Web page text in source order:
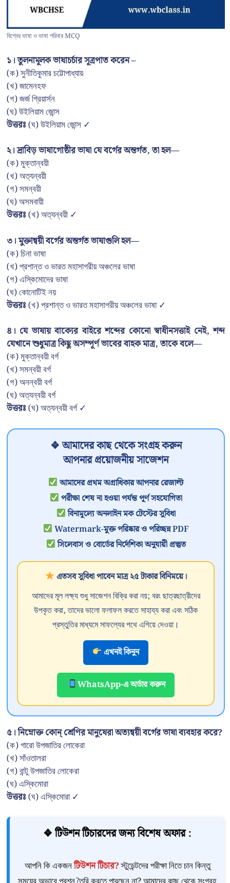
বিশ্বের ভাষা ও ভাষা পরিবার MCQ
১। তুলনামূলক ভাষাচর্চার সূত্রপাত করেন –
(ক) সুনীতিকুমার চট্টোপাধ্যায়
(খ) জামেনহফ
(গ) জর্জ গ্রিয়ার্সন
(ঘ) উইলিয়াম জোন্স
উত্তরঃ(ঘ) উইলিয়াম জোন্স ✓
২। দ্রাবিড় ভাষাগোষ্ঠীর ভাষা যে বর্গের অন্তর্গত, তা হল—
(ক) মুক্তান্বয়ী
(খ) অত্যন্বয়ী
(গ) সমন্বয়ী
(ঘ) অসমবায়ী
উত্তরঃ(খ) অত্যন্বয়ী ✓
৩। মুক্তান্বয়ী বর্গের অন্তর্গত ভাষাগুলি হল—
(ক) চিনা ভাষা
(খ) প্রশান্ত ও ভারত মহাসাগরীয় অঞ্চলের ভাষা
(গ) এস্কিমোদের ভাষা
(ঘ) কোনোটিই নয়
উত্তরঃ(খ) প্রশান্ত ও ভারত মহাসাগরীয় অঞ্চলের ভাষা ✓
৪। যে ভাষায় বাক্যের বাইরে শব্দের কোনো স্বাধীনসত্তাই নেই, শব্দ
যেখানে শুধুমাত্র কিছু অসম্পূর্ণ ভাবের বাহক মাত্র, তাকে বলে—
(ক) মুক্তান্বয়ী বর্গ
(খ) সমন্বয়ী বর্গ
(গ) অনন্বয়ী বর্গ
(ঘ) অত্যন্বয়ী বর্গ
উত্তরঃ(ঘ) অত্যন্বয়ী বর্গ ✓
❖ আমাদের কাছ থেকে সংগ্রহ করুন
আপনার প্রয়োজনীয় সাজেশন
আমাদের প্রথম অগ্রাধিকার আপনার রেজাল্ট
পরীক্ষা শেষ না হওয়া পর্যন্ত পূর্ণ সহযোগিতা
বিনামূল্যে অনলাইন মক টেস্টের সুবিধা
Watermark-মুক্ত পরিষ্কার ও পরিচ্ছন্ন PDF
সিলেবাস ও বোর্ডের নির্দেশিকা অনুযায়ী প্রস্তুত
এতসব সুবিধা পাবেন মাত্র ২৫ টাকার বিনিময়ে।
আমাদের মূল লক্ষ্য শুধু সাজেশন বিক্রি করা নয়; বরং ছাত্রছাত্রীদের
উপকৃত করা, তাদের ভালো ফলাফল করতে সাহায্য করা এবং সঠিক
প্রস্তুতির মাধ্যমে সাফল্যের পথে এগিয়ে দেওয়া।
এখনই কিনুন
WhatsApp-এ অর্ডার করুন
৫। নিম্নোক্ত কোন্ শ্রেণির মানুষেরা অত্যন্বয়ী বর্গের ভাষা ব্যবহার করে?
(ক) গারো উপজাতির লোকেরা
(খ) সাঁওতালরা
(গ) বান্টু উপজাতির লোকেরা
(ঘ) এস্কিমোরা
উত্তরঃ(ঘ) এস্কিমোরা ✓
❖ টিউশন টিচারদের জন্য বিশেষ অফার :
আপনি কি একজনটিউশন টিচার?স্টুডেন্টদের পরীক্ষা নিতে চান কিন্তু